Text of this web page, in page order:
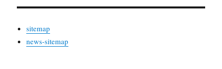
sitemap
news-sitemap